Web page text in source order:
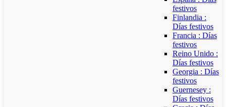
festivos
Finlandia :
Días festivos
Francia : Días
festivos
Reino Unido :
Días festivos
Georgia : Días
festivos
Guernesey :
Días festivos